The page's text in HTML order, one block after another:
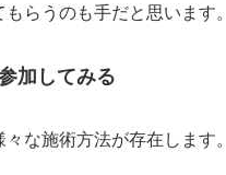
らうのも手だと思います。
加してみる
な施術方法が存在します。